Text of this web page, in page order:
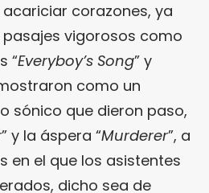
corazones, ya
vigorosos como
“Everyboy’s Song” y
como un
sónico que dieron paso,
” y la áspera “Murderer”, a
en el que los asistentes
dicho sea de